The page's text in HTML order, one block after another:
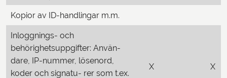
Kopior av ID-handlingar m.m.
Inloggnings- och
behörighetsuppgifter: Använ-
dare, IP-nummer, lösenord,
koder och signatu- rer som t.ex.
X X